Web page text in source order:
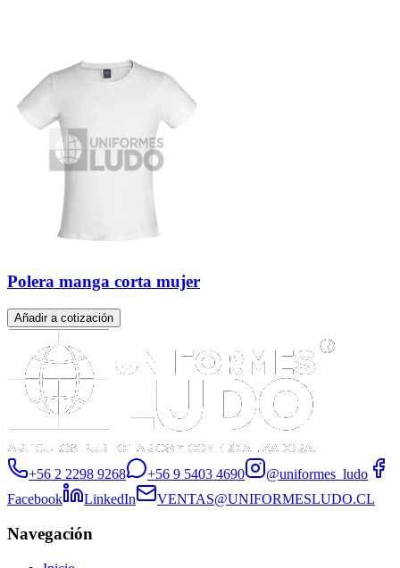
Polera manga corta mujer
Añadir a cotización
+56 2 2298 9268 +56 9 5403 4690
@uniformes_ludo
Facebook
LinkedIn VENTAS@UNIFORMESLUDO.CL
Navegación